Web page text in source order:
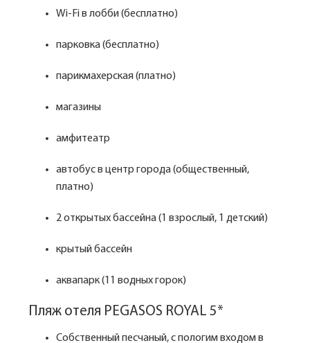
Wi-Fi в лобби (бесплатно)
парковка (бесплатно)
парикмахерская (платно)
магазины
амфитеатр
автобус в центр города (общественный,
платно)
2 открытых бассейна (1 взрослый, 1 детский)
крытый бассейн
аквапарк (11 водных горок)
Пляж отеля PEGASOS ROYAL 5*
Собственный песчаный, с пологим входом в